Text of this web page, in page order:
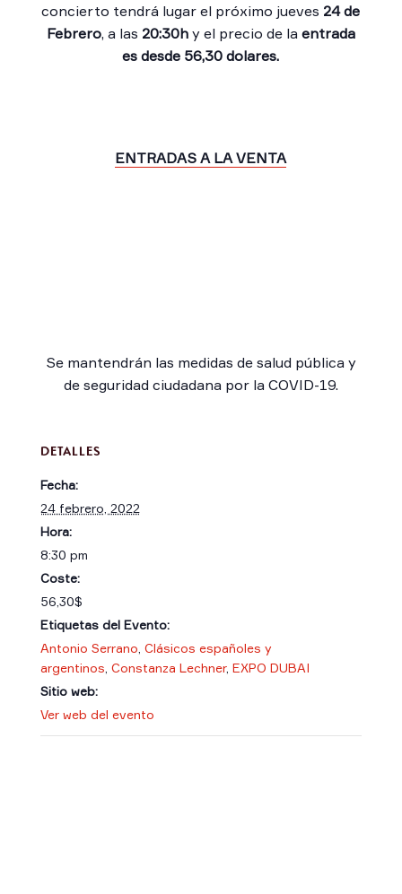
concierto tendrá lugar el próximo jueves 24 de
Febrero, a las 20:30h y el precio de la entrada
es desde 56,30 dolares.
ENTRADAS A LA VENTA
Se mantendrán las medidas de salud pública y
de seguridad ciudadana por la COVID-19.
DETALLES
Fecha:
24 febrero, 2022
Hora:
8:30 pm
Coste:
56,30$
Etiquetas del Evento:
Antonio Serrano Clásicos españoles y
argentinos Constanza Lechner, EXPO DUBAI
Sitio web:
Ver web del evento